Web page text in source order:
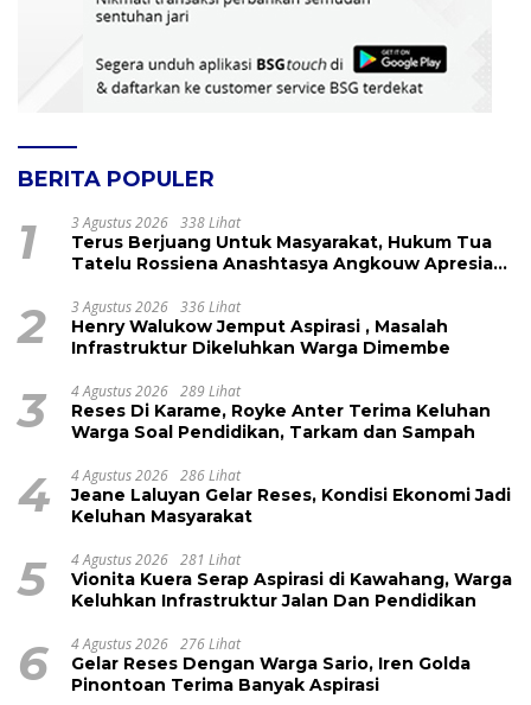
BERITA POPULER
1 3 Agustus 2026 338 Lihat
Terus Berjuang Untuk Masyarakat, Hukum Tua
Tatelu Rossiena Anashtasya Angkouw Apresiasi
2 3 Agustus 2026 336 Lihat
Henry Walukow Jemput Aspirasi , Masalah
Infrastruktur Dikeluhkan Warga Dimembe
3 4 Agustus 2026 289 Lihat
Reses Di Karame, Royke Anter Terima Keluhan
Warga Soal Pendidikan, Tarkam dan Sampah
4 4 Agustus 2026 286 Lihat
Jeane Laluyan Gelar Reses, Kondisi Ekonomi Jadi
Keluhan Masyarakat
5 4 Agustus 2026 281 Lihat
Vionita Kuera Serap Aspirasi di Kawahang, Warga
Keluhkan Infrastruktur Jalan Dan Pendidikan
6 4 Agustus 2026 276 Lihat
Gelar Reses Dengan Warga Sario, Iren Golda
Pinontoan Terima Banyak Aspirasi